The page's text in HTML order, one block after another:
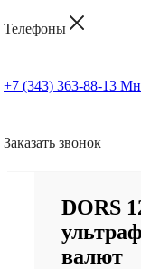
Телефоны
+7 (343) 363-88-13
Заказать звонок
DORS
валют